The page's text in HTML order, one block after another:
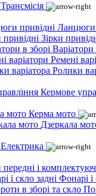
Трансмісія
Ланцюги
Зірки
Варіатори
Ремені
Ролики
Кермове
Керма мото
Дзеркала
Електрика
Фонарі і